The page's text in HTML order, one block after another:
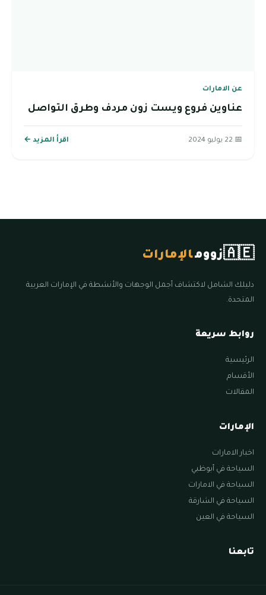
عن الامارات
عناوين فروع ويست زون مردف وطرق التواصل
📅 22 يوليو 2024 اقرأ المزيد ←
🇦🇪زوومالإمارات
دليلك الشامل لاكتشاف أجمل الوجهات والأنشطة في الإمارات العربية
المتحدة.
روابط سريعة
الرئيسية
الأقسام
المقالات
الإمارات
اخبار الامارات
السياحة في أبوظبي
السياحة في الامارات
السياحة في الشارقة
السياحة في العين
تابعنا